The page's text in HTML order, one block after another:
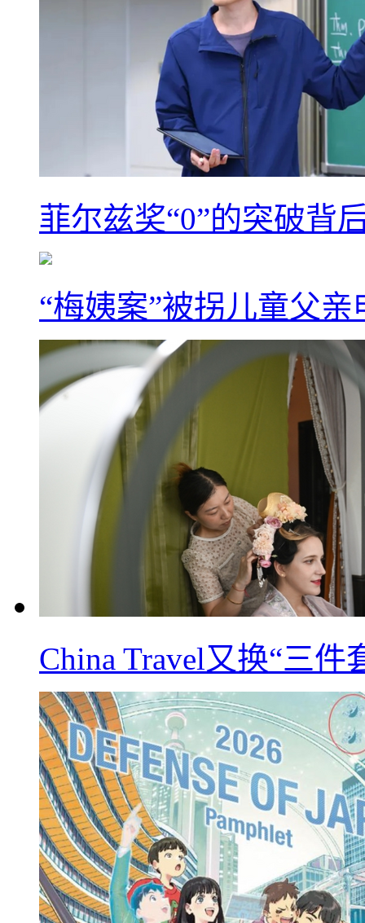
菲尔兹奖“0”的突破背
“梅姨案”被拐儿童父
China Travel又换“三